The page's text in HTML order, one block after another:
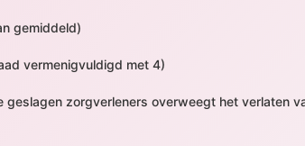
gemiddeld)
vermenigvuldigd met 4)
geslagen zorgverleners overweegt het verlaten